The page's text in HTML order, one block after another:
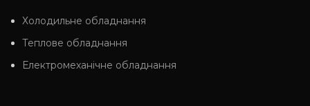
Холодильне обладнання
Теплове обладнання
Електромеханічне обладнання